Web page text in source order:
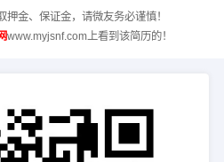
金、保证金，请微友务必谨慎！
www.myjsnf.com上看到该简历的！